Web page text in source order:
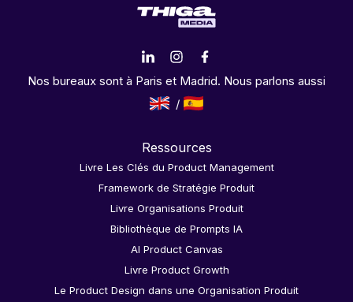
Nos bureaux sont à Paris et Madrid. Nous parlons aussi
Ressources
Livre Les Clés du Product Management
Framework de Stratégie Produit
Livre Organisations Produit
Bibliothèque de Prompts IA
AI Product Canvas
Livre Product Growth
Le Product Design dans une Organisation Produit